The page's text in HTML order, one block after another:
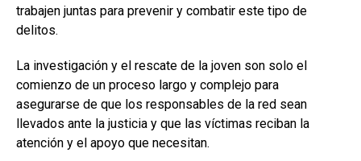
trabajen juntas para prevenir y combatir este tipo de
delitos.
La investigación y el rescate de la joven son solo el
comienzo de un proceso largo y complejo para
asegurarse de que los responsables de la red sean
llevados ante la justicia y que las víctimas reciban la
atención y el apoyo que necesitan.